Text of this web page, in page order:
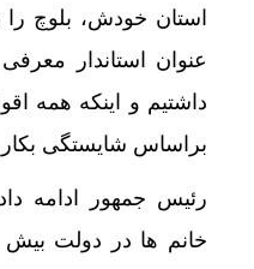
استان خودش، بلوچ
عنوان استاندار
داشتیم و اینکه همه
براساس شایستگی
رئیس جمهور ادامه
خانم ها در دولت بیش